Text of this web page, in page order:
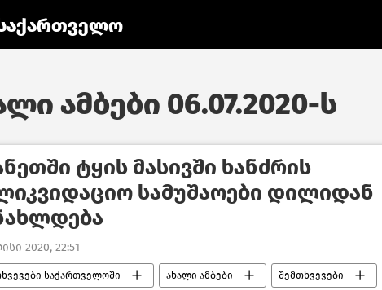
ამბები 06.07.2020-ს
ტყის მასივში ხანძრის
სამუშაოები დილიდან
2020, 22:51
საქართველოში ახალი ამბები შემთხვევები